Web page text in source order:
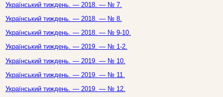
Український тиждень. — 2018. — № 7.
Український тиждень. — 2018. — № 8.
Український тиждень. — 2018. — № 9-10.
Український тиждень. — 2019. — № 1-2.
Український тиждень. — 2019. — № 10.
Український тиждень. — 2019. — № 11.
Український тиждень. — 2019. — № 12.